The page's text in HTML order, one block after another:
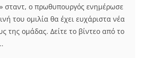
σταντ, ο πρωθυπουργός ενημέρωσε
του ομιλία θα έχει ευχάριστα νέα
της ομάδας. Δείτε το βίντεο από το